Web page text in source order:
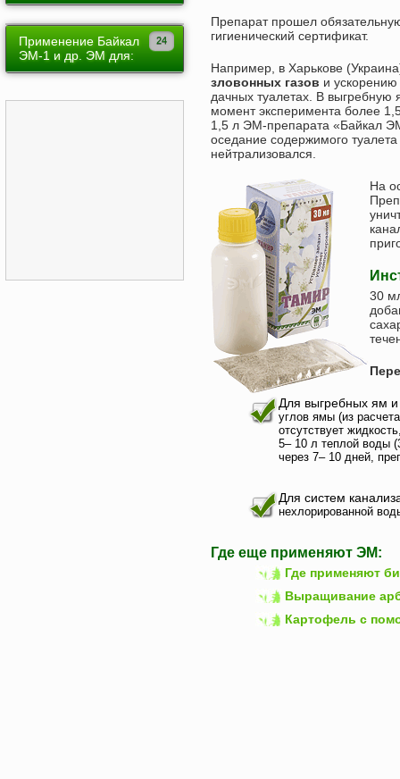
Томат
Зелень
Однолетники
Вьющиеся
Красиво цветущие
Лиственно-декоративные
Плодовые в горшках
Применение Байкал
ЭМ-1 и др. ЭМ для:
Препарат прошел
гигиенический сертификат.
Например, в Харькове
зловонных газов и
дачных туалетах. В выгребную
момент эксперимента более
1,5 л ЭМ-препарата «Байкал
оседание содержимого
нейтрализовался.
На
30
Для выгребных ям и
углов ямы (из
отсутствует
5– 10 л теплой воды
через 7– 10 дней,
Для систем
нехлорированной
Где еще применяют ЭМ:
Где применяют
Выращивание
Картофель с